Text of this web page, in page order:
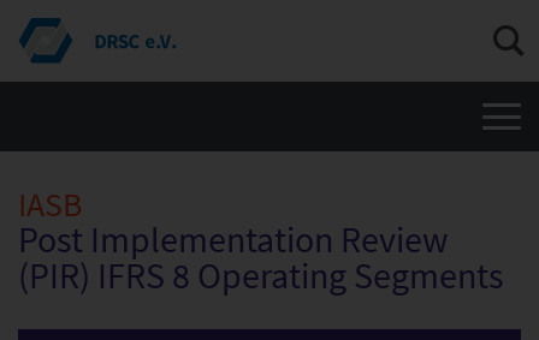
IASB
Post Implementation Review
(PIR) IFRS 8 Operating Segments